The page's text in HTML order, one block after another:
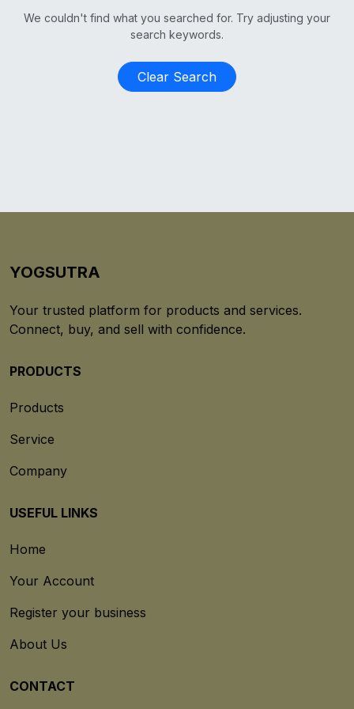
We couldn't find what you searched for. Try adjusting your
search keywords.
Clear Search
YOGSUTRA
Your trusted platform for products and services.
Connect, buy, and sell with confidence.
PRODUCTS
Products
Service
Company
USEFUL LINKS
Home
Your Account
Register your business
About Us
CONTACT